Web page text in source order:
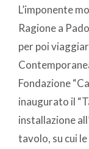
L’imponente
Ragione a
per poi
Fondazione
inaugurato il
installazione
tavolo, su cui